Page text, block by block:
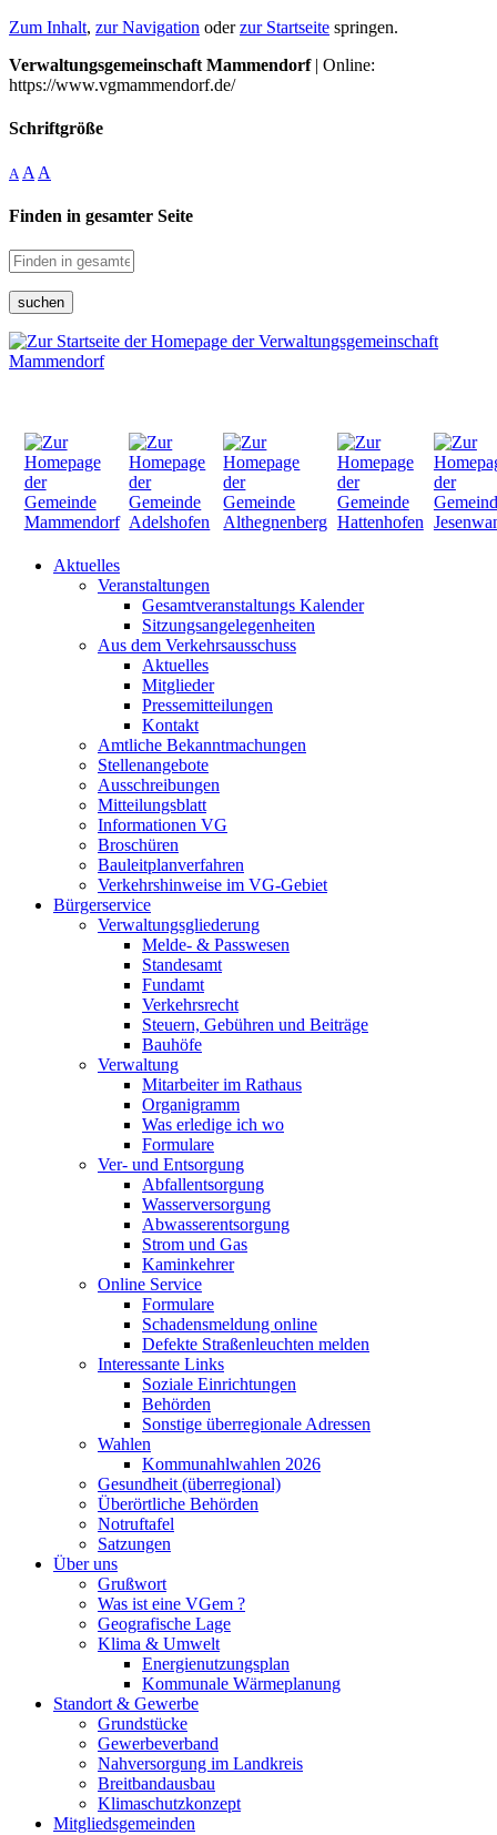
Zum Inhalt, zur Navigation oderzur Startseite springen.
Verwaltungsgemeinschaft Mammendorf| Online:
https://www.vgmammendorf.de/
Schriftgröße
A A A
Finden in gesamter Seite
suchen
Aktuelles
Veranstaltungen
Gesamtveranstaltungs Kalender
Sitzungsangelegenheiten
Aus dem Verkehrsausschuss
Aktuelles
Mitglieder
Pressemitteilungen
Kontakt
Amtliche Bekanntmachungen
Stellenangebote
Ausschreibungen
Mitteilungsblatt
Informationen VG
Broschüren
Bauleitplanverfahren
Verkehrshinweise im VG-Gebiet
Bürgerservice
Verwaltungsgliederung
Melde- & Passwesen
Standesamt
Fundamt
Verkehrsrecht
Steuern, Gebühren und Beiträge
Bauhöfe
Verwaltung
Mitarbeiter im Rathaus
Organigramm
Was erledige ich wo
Formulare
Ver- und Entsorgung
Abfallentsorgung
Wasserversorgung
Abwasserentsorgung
Strom und Gas
Kaminkehrer
Online Service
Formulare
Schadensmeldung online
Defekte Straßenleuchten melden
Interessante Links
Soziale Einrichtungen
Behörden
Sonstige überregionale Adressen
Wahlen
Kommunahlwahlen 2026
Gesundheit (überregional)
Überörtliche Behörden
Notruftafel
Satzungen
Über uns
Grußwort
Was ist eine VGem ?
Geografische Lage
Klima & Umwelt
Energienutzungsplan
Kommunale Wärmeplanung
Standort & Gewerbe
Grundstücke
Gewerbeverband
Nahversorgung im Landkreis
Breitbandausbau
Klimaschutzkonzept
Mitgliedsgemeinden